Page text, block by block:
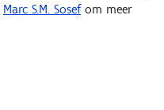
Marc S.M. Sosefom meer